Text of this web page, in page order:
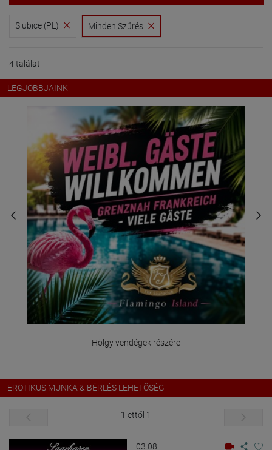
Slubice (PL) Minden Szűrés
4 találat
LEGJOBBJAINK
Hölgy vendégek részére
EROTIKUS MUNKA & BÉRLÉS LEHETÖSÉG
1 ettől 1
03.08.